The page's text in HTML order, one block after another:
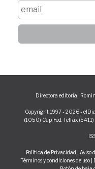
Directora editorial:
Copyright 1997 - 2026 -
(1050) Cap. Fed. Telfax
Política de Privacidad Aviso
Términos y condiciones de uso|